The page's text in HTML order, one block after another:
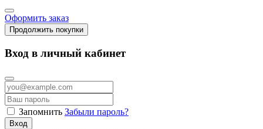
Оформить заказ
Продолжить покупки
Вход в личный кабинет
Запомнить Забыли пароль?
Вход